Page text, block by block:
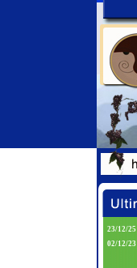
23/12/25
02/12/23